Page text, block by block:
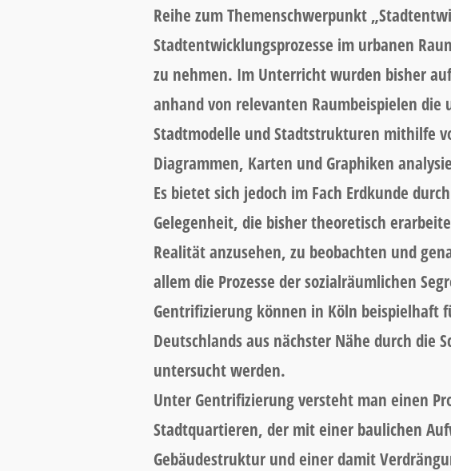
Reihe zum Themenschwerpunkt
Stadtentwicklungsprozesse im urbanen
zu nehmen. Im Unterricht wurden bisher
anhand von relevanten Raumbeispielen die
Stadtmodelle und Stadtstrukturen mithilfe
Diagrammen, Karten und Graphiken
Es bietet sich jedoch im Fach Erdkunde
Gelegenheit, die bisher theoretisch
Realität anzusehen, zu beobachten und
allem die Prozesse der sozialräumlichen
Gentrifizierung können in Köln beispielhaft
Deutschlands aus nächster Nähe durch die
untersucht werden.
Unter Gentrifizierung versteht man einen
Stadtquartieren, der mit einer baulichen
Gebäudestruktur und einer damit